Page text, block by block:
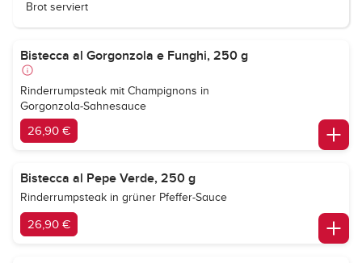
Brot serviert
Bistecca al Gorgonzola e Funghi, 250 g
Rinderrumpsteak mit Champignons in
Gorgonzola-Sahnesauce
26,90 €
Bistecca al Pepe Verde, 250 g
Rinderrumpsteak in grüner Pfeffer-Sauce
26,90 €